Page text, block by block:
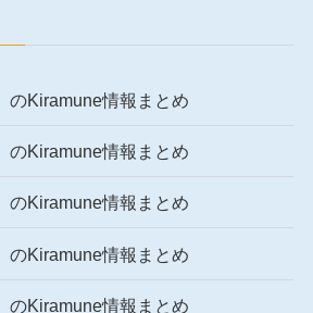
のKiramune情報まとめ
のKiramune情報まとめ
のKiramune情報まとめ
のKiramune情報まとめ
のKiramune情報まとめ